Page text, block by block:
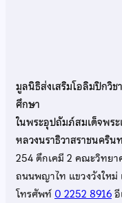
มูลนิธิส่งเสริมโอลิมปิกวิ
ศึกษา
ในพระอุปถัมภ์สมเด็จพร
หลวงนราธิวาสราชนคริน
254 ตึกเคมี 2 คณะวิทย
ถนนพญาไท แขวงวังใหม่
โทรศัพท์0 2252 8916